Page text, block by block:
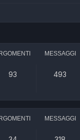
MESSAGGI
93 493
MESSAGGI